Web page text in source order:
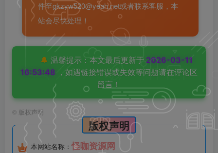
件至gkzyw520@yeah.net或者联系客服，本
站会尽快处理！
🔔 温馨提示：本文最后更新于 2026-03-11
16:53:48 ，如遇链接错误或失效等问题请在评论区
留言！
© 版权声明
版权声明
本网站名称：怪咖资源网